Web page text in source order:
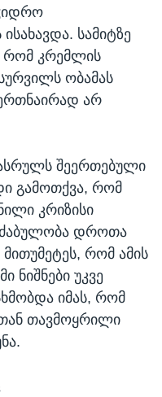
სამიტზე
რომ კრემლის
ობამას
არ
შეერთებული
გამოთქვა, რომ
კრიზისი
დროთა
მითუმეტეს, რომ ამის
ნიშნები უკვე
იმას, რომ
თავმოყრილი